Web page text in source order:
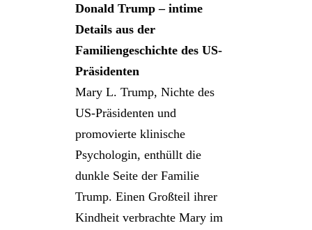
Donald Trump – intime
Details aus der
Familiengeschichte des US-
Präsidenten
Mary L. Trump, Nichte des
US-Präsidenten und
promovierte klinische
Psychologin, enthüllt die
dunkle Seite der Familie
Trump. Einen Großteil ihrer
Kindheit verbrachte Mary im